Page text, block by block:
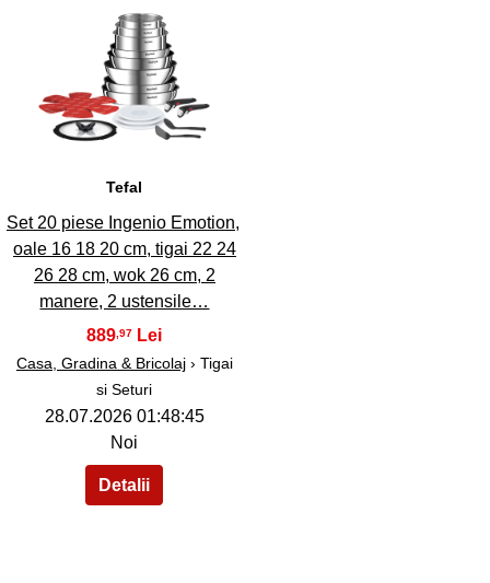
40
Tefal
Set 20 piese Ingenio Emotion,
oale 16 18 20 cm, tigai 22 24
26 28 cm, wok 26 cm, 2
manere, 2 ustensile…
889,97
Casa, Gradina & Bricolaj› Tigai
si Seturi
28.07.2026 01:48:45
Noi